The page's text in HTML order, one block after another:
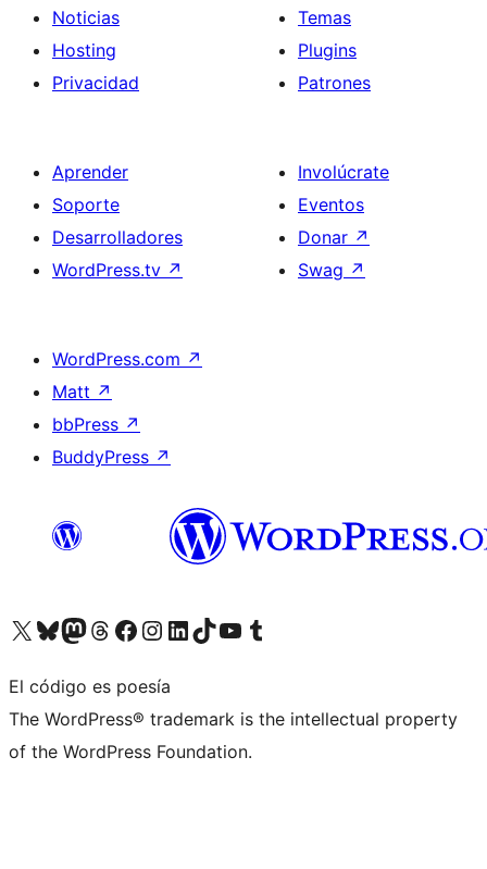
Noticias
Hosting
Privacidad
Temas
Plugins
Patrones
Aprender
Soporte
Desarrolladores
WordPress.tv ↗
Involúcrate
Eventos
Donar ↗
Swag ↗
WordPress.com ↗
Matt ↗
bbPress ↗
BuddyPress ↗
Visita nuestra cuenta de X (anteriormente Twitter)
Visita nuestra cuenta de Bluesky
Visita nuestra cuenta de Mastodon
Visita nuestra cuenta de Threads
Visita nuestra página de Facebook
Visita nuestra cuenta de Instagram
Visita nuestra cuenta de LinkedIn
Visita nuestra cuenta de TikTok
Visita nuestro canal de YouTube
Visita nuestra cuenta de Tumblr
El código es poesía
The WordPress® trademark is the intellectual property
of the WordPress Foundation.